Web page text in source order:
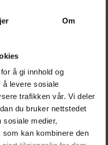
Om
å gi innhold og
å levere sosiale
trafikken vår. Vi deler
du bruker nettstedet
sosiale medier,
kan kombinere den
(AWD)
% (˜38°)
linjebasert
cm
via app